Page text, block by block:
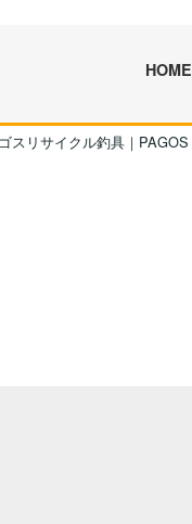
HOME
スリサイクル釣具｜PAGOS